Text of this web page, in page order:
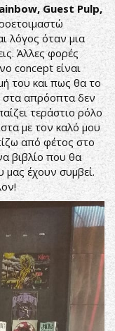
Guest Pulp,
λόγος όταν μια
Άλλες φορές
concept είναι
του και πως θα το
στα απρόοπτα δεν
τεράστιο ρόλο
με τον καλό μου
από φέτος στο
βιβλίο που θα
μας έχουν συμβεί.